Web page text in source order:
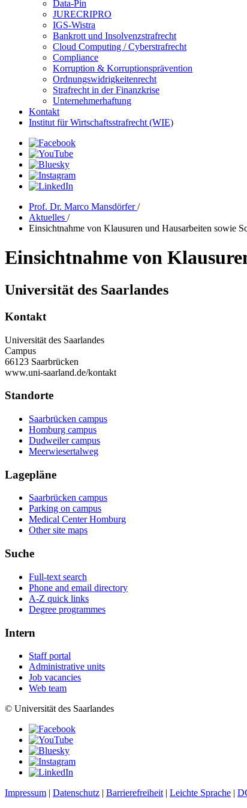
Data-Pin
JURECRIPRO
IGS-Wistra
Bankrott und Insolvenzstrafrecht
Cloud Computing / Cyberstrafrecht
Compliance
Korruption & Korruptionsprävention
Ordnungswidrigkeitenrecht
Strafrecht in der Finanzkrise
Unternehmerhaftung
Kontakt
Institut für Wirtschaftsstrafrecht (WIE)
Prof. Dr. Marco Mansdörfer/
Aktuelles /
Einsichtnahme von Klausuren und Hausarbeiten sowie
Einsichtnahme von
Universität des Saarlandes
Kontakt
Universität des Saarlandes
Campus
66123 Saarbrücken
www.uni-saarland.de/kontakt
Standorte
Saarbrücken campus
Homburg campus
Dudweiler campus
Meerwiesertalweg
Lagepläne
Saarbrücken campus
Parking on campus
Medical Center Homburg
Other site maps
Suche
Full-text search
Phone and email directory
A-Z quick links
Degree programmes
Intern
Staff portal
Administrative units
Job vacancies
Web team
© Universität des Saarlandes
Impressum | Datenschutz | Barrierefreiheit | Leichte Sprache |